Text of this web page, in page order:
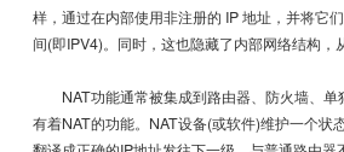
样，通过在内部使用非注册的 IP 地址，并将它
间(即IPV4)。同时，这也隐藏了内部网络结构，
NAT功能通常被集成到路由器、防火墙、单
有着NAT的功能。NAT设备(或软件)维护一个状